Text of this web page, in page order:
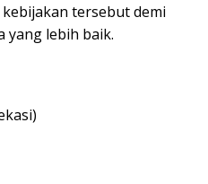
tersebut demi
yang lebih baik.